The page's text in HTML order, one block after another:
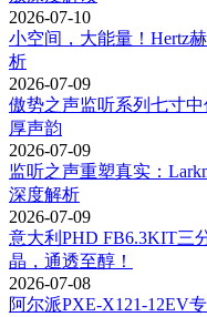
2026-07-10
小空间，大能量！Hertz
析
2026-07-09
傲势之声监听系列七寸
厚声韵
2026-07-09
监听之声重塑真实：
深度解析
2026-07-09
意大利PHD FB6.3KIT三
晶，通透至醇！
2026-07-08
阿尔派PXE-X121-12EV